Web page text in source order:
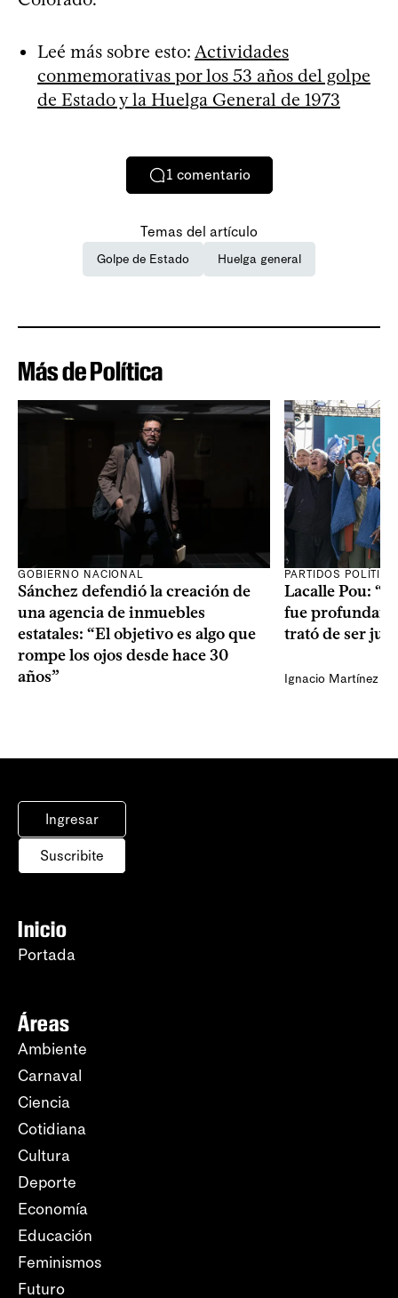
Leé más sobre esto: Actividades
conmemorativas por los 53 años del golpe
de Estado y la Huelga General de 1973
1 comentario
Temas del artículo
Golpe de Estado Huelga general
Más de Política
GOBIERNO NACIONAL
Sánchez defendió la creación de
una agencia de inmuebles
estatales: “El objetivo es algo que
rompe los ojos desde hace 30
años”
PARTIDOS
Lacalle Pou:
fue
trató de ser
Ignacio Martínez
Ingresar
Suscribite
Inicio
Portada
Áreas
Ambiente
Carnaval
Ciencia
Cotidiana
Cultura
Deporte
Economía
Educación
Feminismos
Futuro